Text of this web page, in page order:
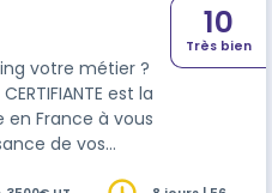
votre métier ?
est la
France à vous
de vos
10
Très bien